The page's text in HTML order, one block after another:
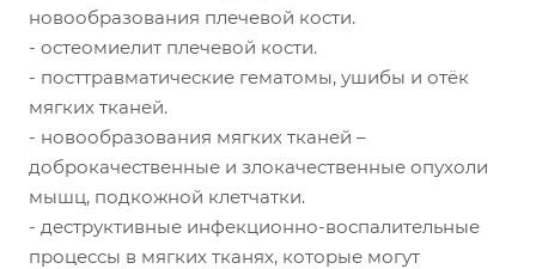
новообразования плечевой кости.
- остеомиелит плечевой кости.
- посттравматические гематомы, ушибы и отёк
мягких тканей.
- новообразования мягких тканей –
доброкачественные и злокачественные опухоли
мышц, подкожной клетчатки.
- деструктивные инфекционно-воспалительные
процессы в мягких тканях, которые могут